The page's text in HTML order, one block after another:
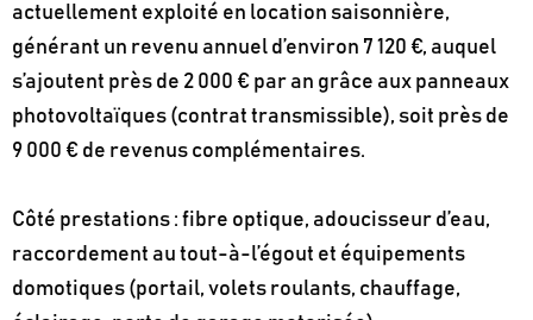
actuellement exploité en location saisonnière,
générant un revenu annuel d’environ 7 120 €, auquel
s’ajoutent près de 2 000 € par an grâce aux panneaux
photovoltaïques (contrat transmissible), soit près de
9 000 € de revenus complémentaires.
Côté prestations : fibre optique, adoucisseur d’eau,
raccordement au tout-à-l’égout et équipements
domotiques (portail, volets roulants, chauffage,